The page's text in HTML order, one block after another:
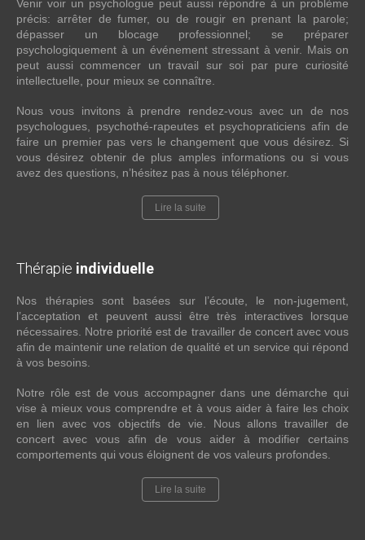
Venir voir un psychologue peut aussi répondre à un problème
précis: arrêter de fumer, ou de rougir en prenant la parole;
dépasser un blocage professionnel; se préparer
psychologiquement à un événement stressant à venir. Mais on
peut aussi commencer un travail sur soi par pure curiosité
intellectuelle, pour mieux se connaître.
Nous vous invitons à prendre rendez-vous avec un de nos
psychologues, psychothé-rapeutes et psychopraticiens afin de
faire un premier pas vers le changement que vous désirez. Si
vous désirez obtenir de plus amples informations ou si vous
avez des questions, n’hésitez pas à nous téléphoner.
Lire la suite
Thérapie individuelle
Nos thérapies sont basées sur l’écoute, le non-jugement,
l’acceptation et peuvent aussi être très interactives lorsque
nécessaires. Notre priorité est de travailler de concert avec vous
afin de maintenir une relation de qualité et un service qui répond
à vos besoins.
Notre rôle est de vous accompagner dans une démarche qui
vise à mieux vous comprendre et à vous aider à faire les choix
en lien avec vos objectifs de vie. Nous allons travailler de
concert avec vous afin de vous aider à modifier certains
comportements qui vous éloignent de vos valeurs profondes.
Lire la suite